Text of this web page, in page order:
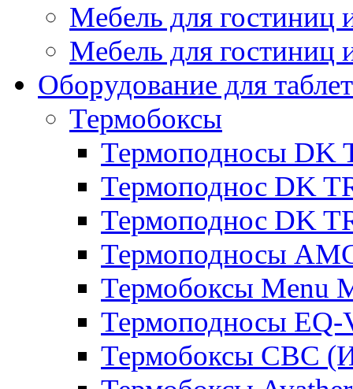
Мебель для
Мебель для гостиниц
Оборудование для
Термобоксы
Термоподносы DK
Термоподнос DK
Термоподнос DK
Термоподносы
Термобоксы Menu
Термоподносы EQ-
Термобоксы CBC